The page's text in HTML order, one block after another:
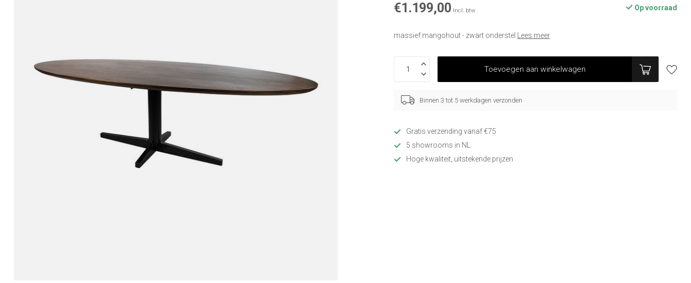
€1.199,00 Incl. btw Op voorraad
massief mangohout - zwart onderstel Lees meer.
Toevoegen aan winkelwagen
Binnen 3 tot 5 werkdagen verzonden
Gratis verzending vanaf €75
5 showrooms in NL
Hoge kwaliteit, uitstekende prijzen